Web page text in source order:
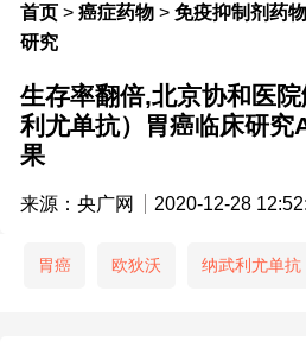
首页 > 癌症药物 > 免疫抑制剂药物
研究
生存率翻倍,北京协和医
利尤单抗）胃癌临床研究
果
来源：央广网 2020-12-28
胃癌 欧狄沃 纳武利尤单抗